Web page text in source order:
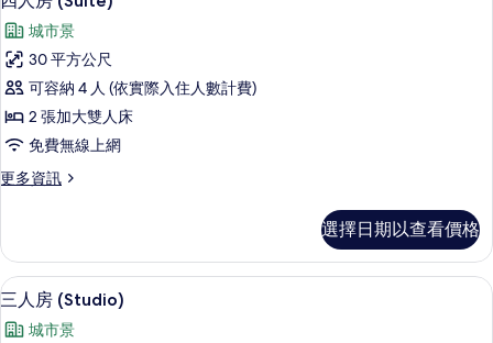
詳
情
示
四
人
房
(Suite)
的
所
相
片
城市景
30 平方公尺
可容納 4 人 (依實際入住人數計費)
2 張加大雙人床
免費無線上網
更多資訊
更
房
(Suite)
的
情
選擇日期以查看價格
顯
示
三人房 (Studio) | 書桌、免費無線上網
16
三人房 (Studio)
城市景